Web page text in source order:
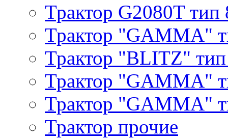
Трактор G2080T тип
Трактор "GAMMA"
Трактор "BLITZ"
Трактор "GAMMA"
Трактор "GAMMA"
Трактор прочие